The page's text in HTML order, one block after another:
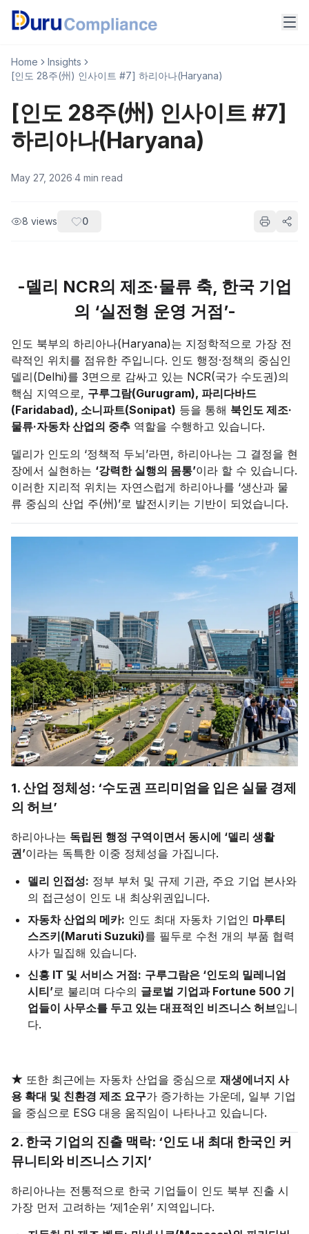
Home
Insights
[인도 28주(州) 인사이트 #7] 하리아나(Haryana)
[인도 28주(州) 인사이트 #7]
하리아나(Haryana)
May 27, 2026·4 min read
8 views 0
-델리 NCR의 제조·물류 축, 한국 기업
의 ‘실전형 운영 거점’-
인도 북부의 하리아나(Haryana)는 지정학적으로 가장 전
략적인 위치를 점유한 주입니다. 인도 행정·정책의 중심인
델리(Delhi)를 3면으로 감싸고 있는 NCR(국가 수도권)의
핵심 지역으로, 구루그람(Gurugram), 파리다바드
(Faridabad), 소니파트(Sonipat) 등을 통해 북인도 제조·
물류·자동차 산업의 중추 역할을 수행하고 있습니다.
델리가 인도의 ‘정책적 두뇌’라면, 하리아나는 그 결정을 현
장에서 실현하는 ‘강력한 실행의 몸통’이라 할 수 있습니다.
이러한 지리적 위치는 자연스럽게 하리아나를 ‘생산과 물
류 중심의 산업 주(州)’로 발전시키는 기반이 되었습니다.
1. 산업 정체성: ‘수도권 프리미엄을 입은 실물 경제
의 허브’
하리아나는 독립된 행정 구역이면서 동시에 ‘델리 생활
권’이라는 독특한 이중 정체성을 가집니다.
델리 인접성: 정부 부처 및 규제 기관, 주요 기업 본사와
의 접근성이 인도 내 최상위권입니다.
자동차 산업의 메카: 인도 최대 자동차 기업인 마루티
스즈키(Maruti Suzuki)를 필두로 수천 개의 부품 협력
사가 밀집해 있습니다.
신흥 IT 및 서비스 거점: 구루그람은 ‘인도의 밀레니엄
시티’로 불리며 다수의 글로벌 기업과 Fortune 500 기
업들이 사무소를 두고 있는 대표적인 비즈니스 허브입니
다.
★ 또한 최근에는 자동차 산업을 중심으로 재생에너지 사
용 확대 및 친환경 제조 요구가 증가하는 가운데, 일부 기업
을 중심으로 ESG 대응 움직임이 나타나고 있습니다.
2. 한국 기업의 진출 맥락: ‘인도 내 최대 한국인 커
뮤니티와 비즈니스 기지’
하리아나는 전통적으로 한국 기업들이 인도 북부 진출 시
가장 먼저 고려하는 ‘제1순위’ 지역입니다.